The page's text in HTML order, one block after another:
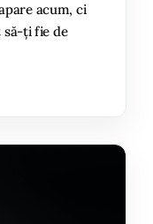
acum, ci
să-ți fie de